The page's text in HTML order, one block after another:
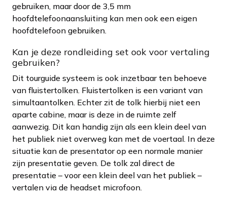
gebruiken, maar door de 3,5 mm
hoofdtelefoonaansluiting kan men ook een eigen
hoofdtelefoon gebruiken.
Kan je deze rondleiding set ook voor vertaling
gebruiken?
Dit tourguide systeem is ook inzetbaar ten behoeve
van fluistertolken. Fluistertolken is een variant van
simultaantolken. Echter zit de tolk hierbij niet een
aparte cabine, maar is deze in de ruimte zelf
aanwezig. Dit kan handig zijn als een klein deel van
het publiek niet overweg kan met de voertaal. In deze
situatie kan de presentator op een normale manier
zijn presentatie geven. De tolk zal direct de
presentatie – voor een klein deel van het publiek –
vertalen via de headset microfoon.